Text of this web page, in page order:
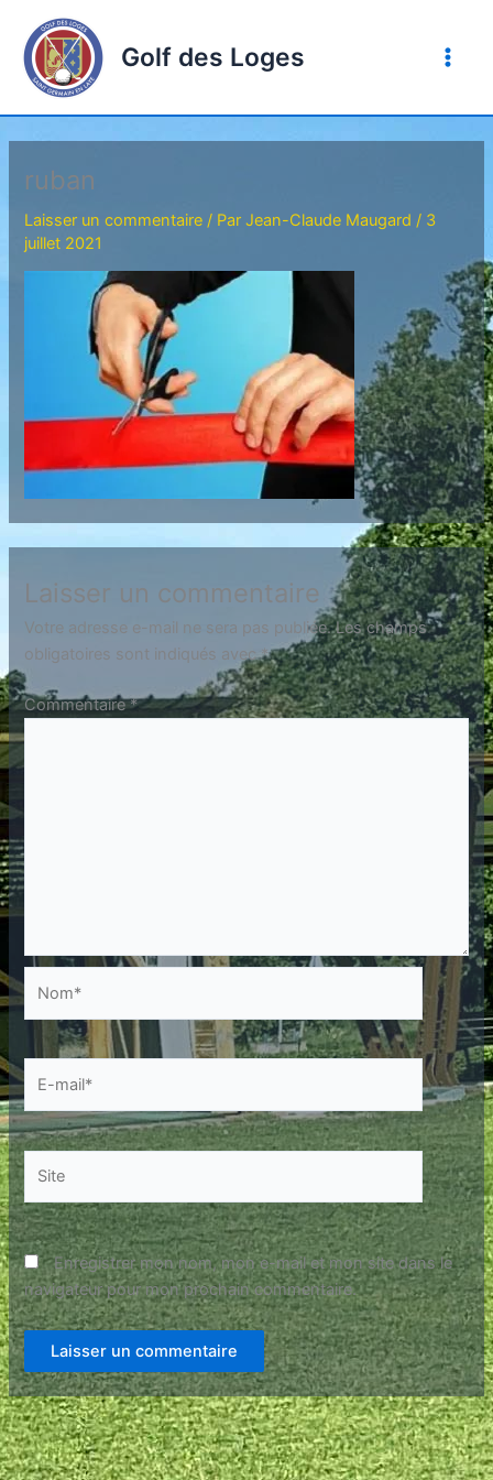
contenu
Golf des Loges
ruban
Laisser un commentaire / ParJean-Claude Maugard / 3
juillet 2021
Laisser un commentaire
Votre adresse e-mail ne sera pas publiée. Les champs
obligatoires sont indiqués avec*
Commentaire*
E-
mail*
Enregistrer mon nom, mon e-mail et mon site dans le
navigateur pour mon prochain commentaire.